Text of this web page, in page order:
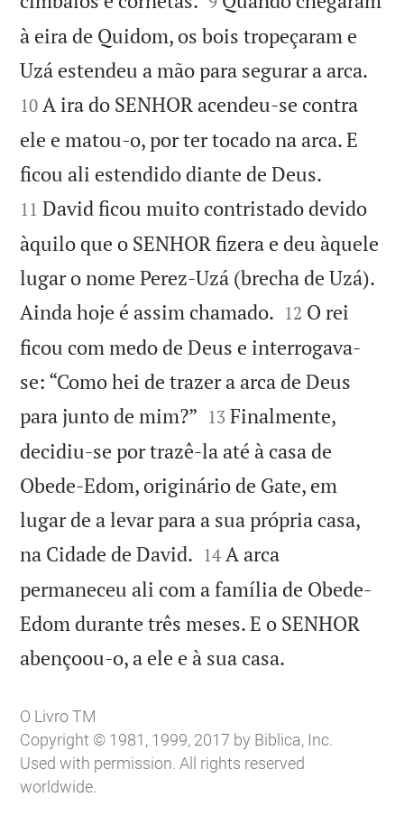
à eira de Quidom, os bois tropeçaram e
Uzá estendeu a mão para segurar a arca.
10 A ira do SENHOR acendeu-se contra
ele e matou-o, por ter tocado na arca. E
ficou ali estendido diante de Deus.
11 David ficou muito contristado devido
àquilo que o SENHOR fizera e deu àquele
lugar o nome Perez-Uzá (brecha de Uzá).
Ainda hoje é assim chamado. 

12 O rei
ficou com medo de Deus e interrogava-
se: “Como hei de trazer a arca de Deus
para junto de mim?” 

13 Finalmente,
decidiu-se por trazê-la até à casa de
Obede-Edom, originário de Gate, em
lugar de a levar para a sua própria casa,
na Cidade de David. 

14 A arca
permaneceu ali com a família de Obede-
Edom durante três meses. E o SENHOR
abençoou-o, a ele e à sua casa.
O Livro TM
Copyright © 1981, 1999, 2017 by Biblica, Inc.
Used with permission. All rights reserved
worldwide.